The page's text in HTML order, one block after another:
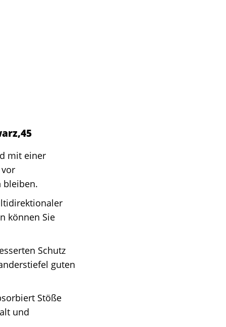
mit einer
bleiben.
können Sie
Schutz
guten
Stöße
und